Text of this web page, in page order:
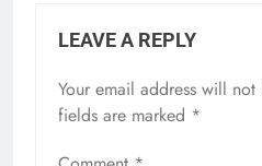
LEAVE A REPLY
Your email address will
fields are marked *